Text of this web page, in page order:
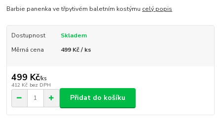
Barbie panenka ve třpytivém baletním kostýmu celý popis
Dostupnost
Skladem
Měrná cena
499 Kč / ks
499 Kč/ks
412 Kč bez DPH
Přidat do košíku